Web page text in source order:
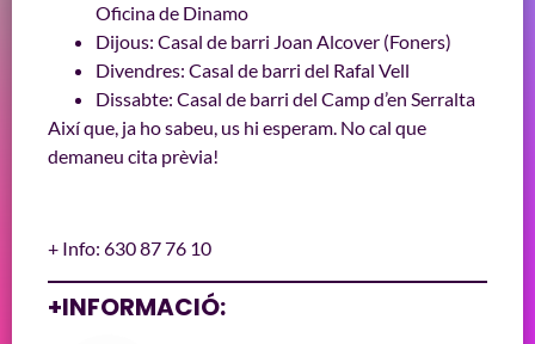
Oficina de Dinamo
Dijous: Casal de barri Joan Alcover (Foners)
Divendres: Casal de barri del Rafal Vell
Dissabte: Casal de barri del Camp d’en Serralta
Així que, ja ho sabeu, us hi esperam. No cal que
demaneu cita prèvia!
+ Info: 630 87 76 10
+INFORMACIÓ: